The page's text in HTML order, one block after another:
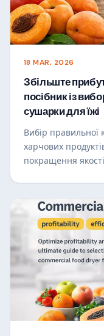
18 MAR, 2026
Збільште
посібник із
сушарки для їжі
Вибір правильної
харчових
покращення якості
вибрати
бізнесу та
результатів.